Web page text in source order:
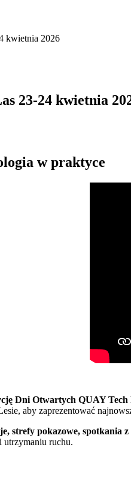
kwietnia 2026
23-24 kwietnia
w praktyce
Dni Otwartych QUAY Tech
aby zaprezentować
strefy pokazowe, spotkania z
utrzymaniu ruchu.